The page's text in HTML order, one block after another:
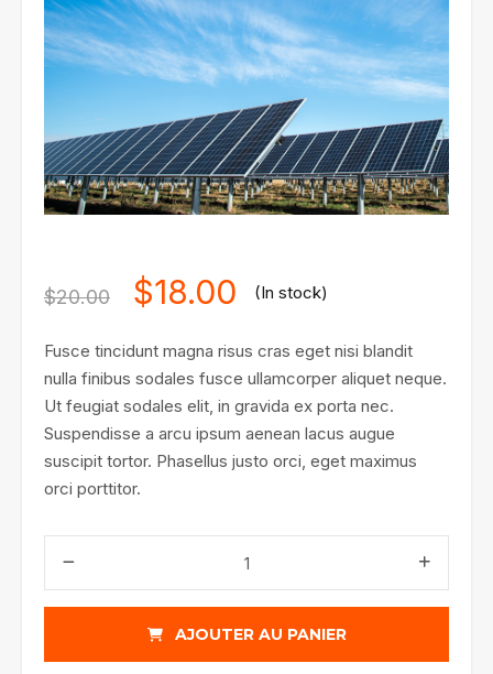
$20.00 $18.00 (In stock)
Fusce tincidunt magna risus cras eget nisi blandit
nulla finibus sodales fusce ullamcorper aliquet neque.
Ut feugiat sodales elit, in gravida ex porta nec.
Suspendisse a arcu ipsum aenean lacus augue
suscipit tortor. Phasellus justo orci, eget maximus
orci porttitor.
Auto
AJOUTER AU PANIER